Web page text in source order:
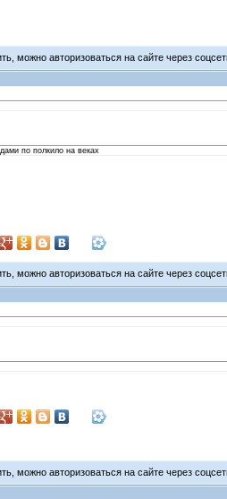
можно авторизоваться на сайте через
по полкило на веках
можно авторизоваться на сайте через
можно авторизоваться на сайте через